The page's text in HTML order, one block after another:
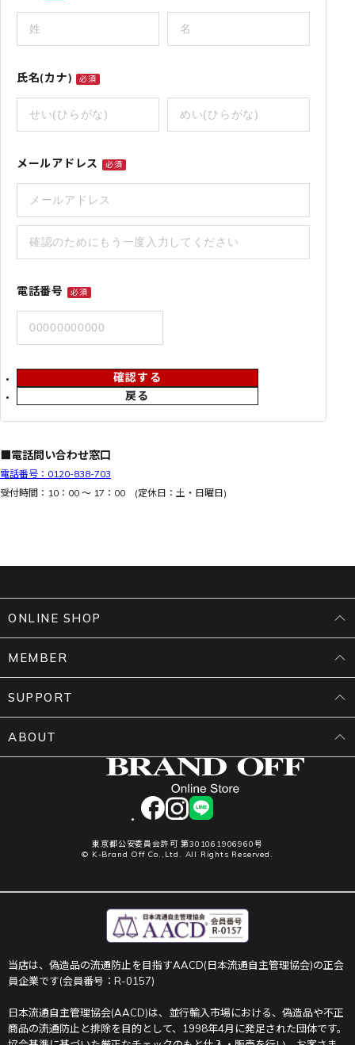
氏名(カナ) 必須
メールアドレス 必須
電話番号 必須
戻る
確認する
■電話問い合わせ窓口
電話番号：0120-838-703
受付時間：10：00 ～ 17：00 (定休日：土・日曜日)
facebookinstagram
LINE
東京都公安委員会許可 第301061906960号
© K-Brand Off Co.,Ltd. All Rights Reserved.
ONLINE SHOP
MEMBER
SUPPORT
ABOUT
当店は、偽造品の流通防止を目指すAACD(日本流通自主管理協会)の正会
員企業です(会員番号：R-0157)
日本流通自主管理協会(AACD)は、並行輸入市場における、偽造品や不正
商品の流通防止と排除を目的として、1998年4月に発足された団体です。